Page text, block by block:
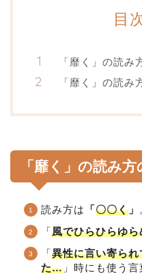
目
「靡く」の読み
「靡く」の読み
「靡く」の読み
読み方は 「〇〇く 」
「風でひらひらゆら
「異性に言い寄ら
た… 」時にも使う言